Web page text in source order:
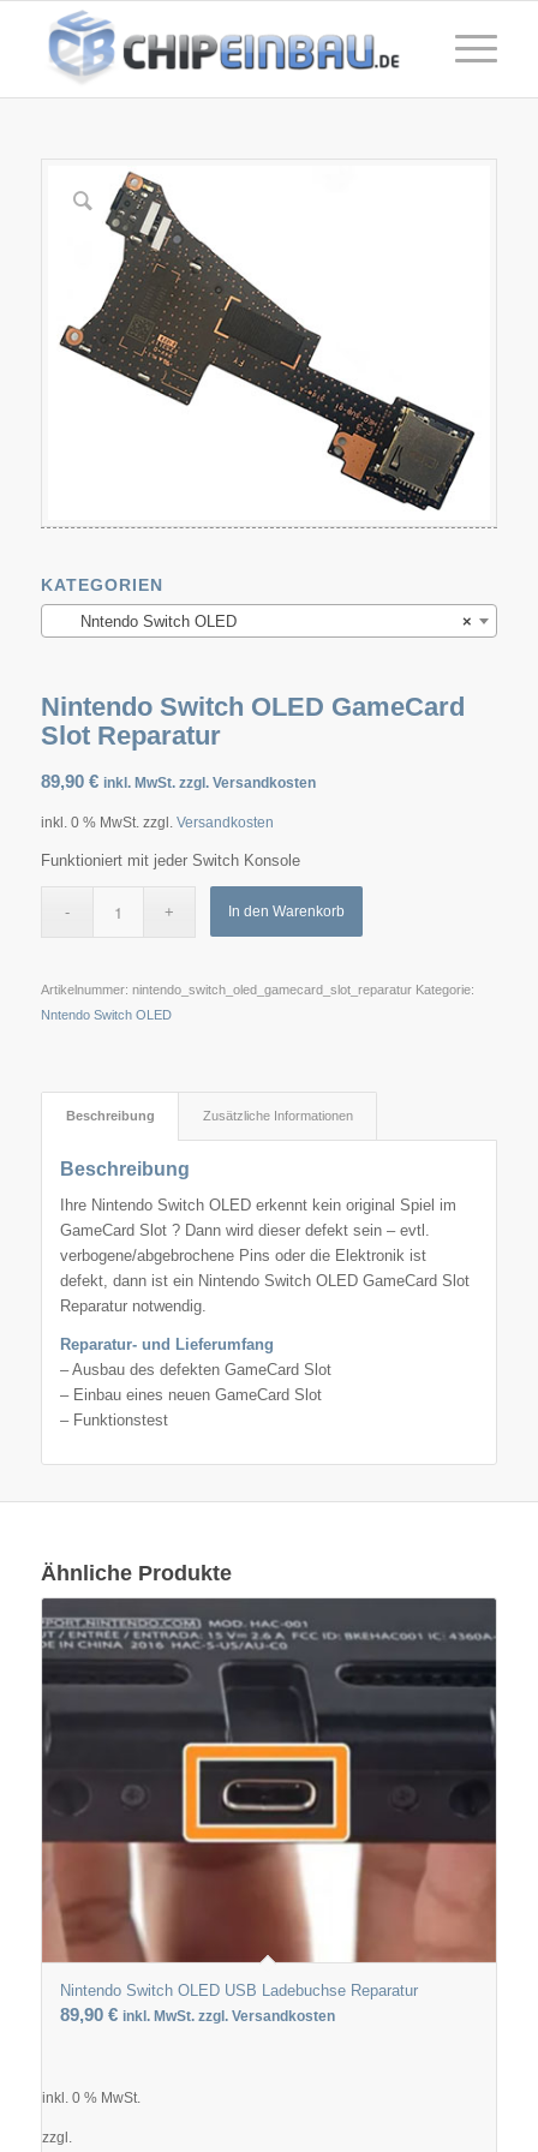
KATEGORIEN
×
Nntendo Switch OLED
Nintendo Switch OLED GameCard
Slot Reparatur
89,90 € inkl. MwSt. zzgl. Versandkosten
inkl. 0 % MwSt. zzgl. Versandkosten
Funktioniert mit jeder Switch Konsole
In den Warenkorb
Artikelnummer: nintendo_switch_oled_gamecard_slot_reparatur Kategorie:
Nntendo Switch OLED
Beschreibung Zusätzliche Informationen
Beschreibung
Ihre Nintendo Switch OLED erkennt kein original Spiel im
GameCard Slot ? Dann wird dieser defekt sein – evtl.
verbogene/abgebrochene Pins oder die Elektronik ist
defekt, dann ist ein Nintendo Switch OLED GameCard Slot
Reparatur notwendig.
Reparatur- und Lieferumfang
– Ausbau des defekten GameCard Slot
– Einbau eines neuen GameCard Slot
– Funktionstest
Ähnliche Produkte
Nintendo Switch OLED USB Ladebuchse Reparatur
89,90 € inkl. MwSt. zzgl. Versandkosten
inkl. 0 % MwSt.
zzgl.